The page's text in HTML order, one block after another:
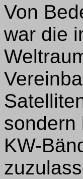
Von
war die
sondern
KW-